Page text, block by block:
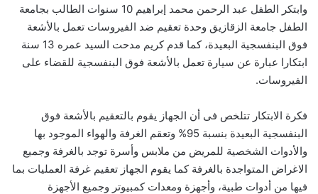
وابتكر الطفل عبد الرحمن محمد إبراهيم 10 سنوات الطالب بجامعة
الطفل جامعة الزقازيق وحدة تعقيم ضد الفيروسات تعمل بالأشعة
فوق البنفسجية البعيدة، كما قدم كريم مدحت السيد عمره 13 سنة
ابتكارا عبارة عن سيارة تعمل بالأشعة فوق البنفسجية للقضاء على
الفيروسات.
فكرة الابتكار تتلخص فى أن الجهاز يقوم بالتعقيم بالأشعة فوق
البنفسجية البعيدة بنسبة 95% وتعقم الغرفة والهواء الموجود بها
والأدوات الشخصية للمريض من ملابس وأسرة توجد بالغرفة وجميع
الاغراض المتواجدة بالغرفة كما يقوم الجهاز تعقيم غرفة العمليات بما
فيها من أدوات طبية، وأجهزة ومعدات كمبيوتر وجميع الأجهزة